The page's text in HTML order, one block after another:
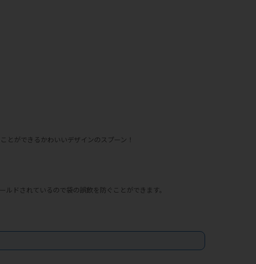
とができるかわいいデザインのスプーン！
ドされているので袋の誤飲を防ぐことができます。